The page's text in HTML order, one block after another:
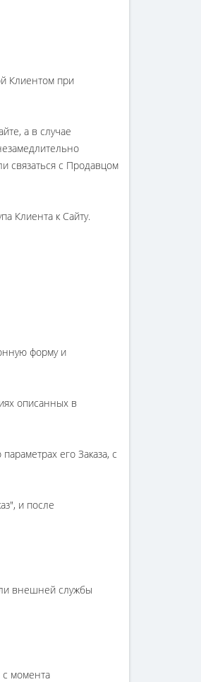
Клиентом при
а в случае
связаться с Продавцом
Клиента к Сайту.
форму и
описанных в
его Заказа, с
и после
внешней службы
с момента